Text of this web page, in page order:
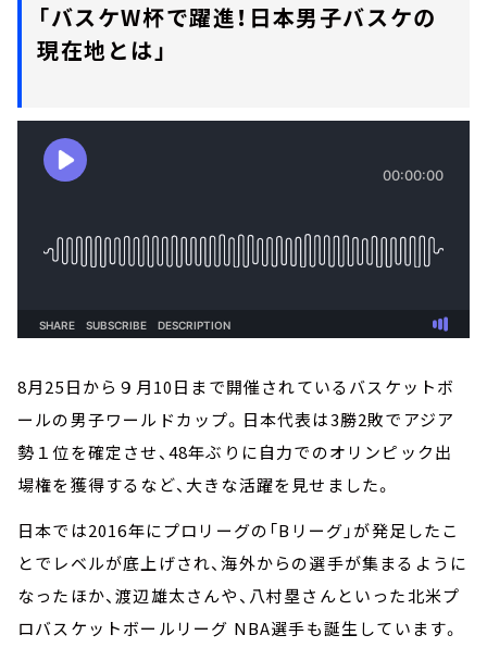
「バスケW杯で躍進！日本男子バスケの
現在地とは」
8月25日から９月10日まで開催されているバスケットボ
ールの男子ワールドカップ。日本代表は3勝2敗でアジア
勢１位を確定させ、48年ぶりに自力でのオリンピック出
場権を獲得するなど、大きな活躍を見せました。
日本では2016年にプロリーグの「Bリーグ」が発足したこ
とでレベルが底上げされ、海外からの選手が集まるように
なったほか、渡辺雄太さんや、八村塁さんといった北米プ
ロバスケットボールリーグ NBA選手も誕生しています。